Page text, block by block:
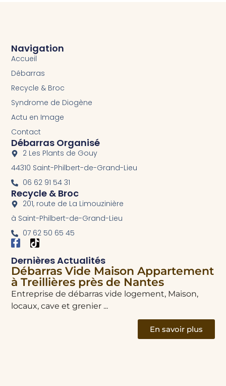
Navigation
Accueil
Débarras
Recycle & Broc
Syndrome de Diogène
Actu en Image
Contact
Débarras Organisé
2 Les Plants de Gouy
44310 Saint-Philbert-de-Grand-Lieu
06 62 91 54 31
Recycle & Broc
201, route de La Limouzinière
à Saint-Philbert-de-Grand-Lieu
07 62 50 65 45
Dernières Actualités
Débarras Vide Maison Appartement
à Treillières près de Nantes
Entreprise de débarras vide logement, Maison,
locaux, cave et grenier ...
En savoir plus